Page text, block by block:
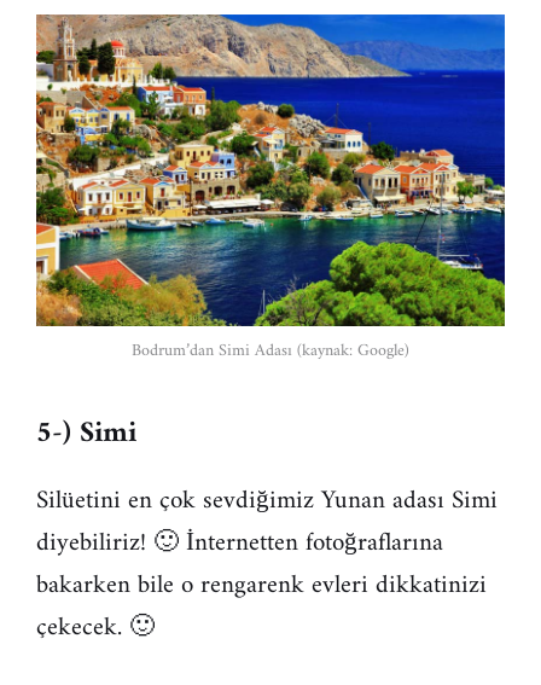
Bodrum’dan Simi Adası (kaynak: Google)
5-) Simi
Silüetini en çok sevdiğimiz Yunan adası Simi
diyebiliriz! 🙂 İnternetten fotoğraflarına
bakarken bile o rengarenk evleri dikkatinizi
çekecek. 🙂